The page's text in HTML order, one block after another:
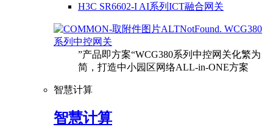
H3C SR6602-I AI系列ICT融合网关
WCG380
系列中控网关
”产品即方案“WCG380系列中控网关化繁为
简，打造中小园区网络ALL-in-ONE方案
智慧计算
智慧计算